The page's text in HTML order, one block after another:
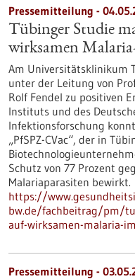
Pressemitteilung -
Tübinger Studie
wirksamen
Am Universitätsklinikum
unter der Leitung von
Rolf Fendel zu positiven
Instituts und des
Infektionsforschung
„PfSPZ-CVac“, der in
Schutz von 77 Prozent
Malariaparasiten bewirkt.
https://
bw.de/fachbeitrag/pm/
auf-wirksamen-malaria-
Pressemitteilung -